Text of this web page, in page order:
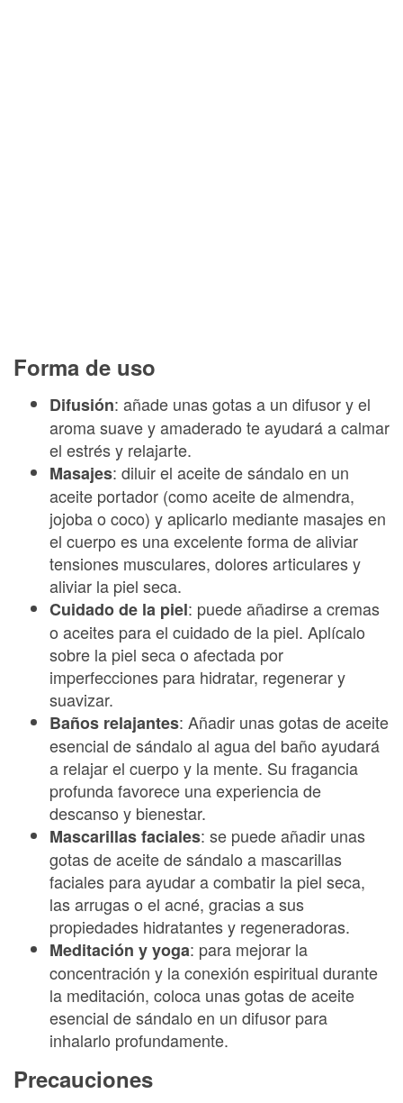
Forma de uso
Difusión: añade unas gotas a un difusor y el
aroma suave y amaderado te ayudará a calmar
el estrés y relajarte.
Masajes: diluir el aceite de sándalo en un
aceite portador (como aceite de almendra,
jojoba o coco) y aplicarlo mediante masajes en
el cuerpo es una excelente forma de aliviar
tensiones musculares, dolores articulares y
aliviar la piel seca.
Cuidado de la piel: puede añadirse a cremas
o aceites para el cuidado de la piel. Aplícalo
sobre la piel seca o afectada por
imperfecciones para hidratar, regenerar y
suavizar.
Baños relajantes: Añadir unas gotas de aceite
esencial de sándalo al agua del baño ayudará
a relajar el cuerpo y la mente. Su fragancia
profunda favorece una experiencia de
descanso y bienestar.
Mascarillas faciales: se puede añadir unas
gotas de aceite de sándalo a mascarillas
faciales para ayudar a combatir la piel seca,
las arrugas o el acné, gracias a sus
propiedades hidratantes y regeneradoras.
Meditación y yoga: para mejorar la
concentración y la conexión espiritual durante
la meditación, coloca unas gotas de aceite
esencial de sándalo en un difusor para
inhalarlo profundamente.
Precauciones